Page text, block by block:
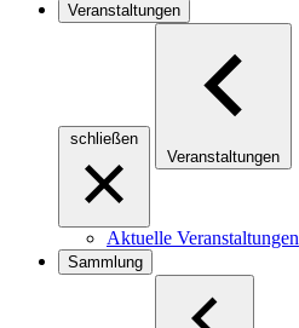
Veranstaltungen
schließen
Veranstaltungen
Aktuelle Veranstaltungen
Sammlung